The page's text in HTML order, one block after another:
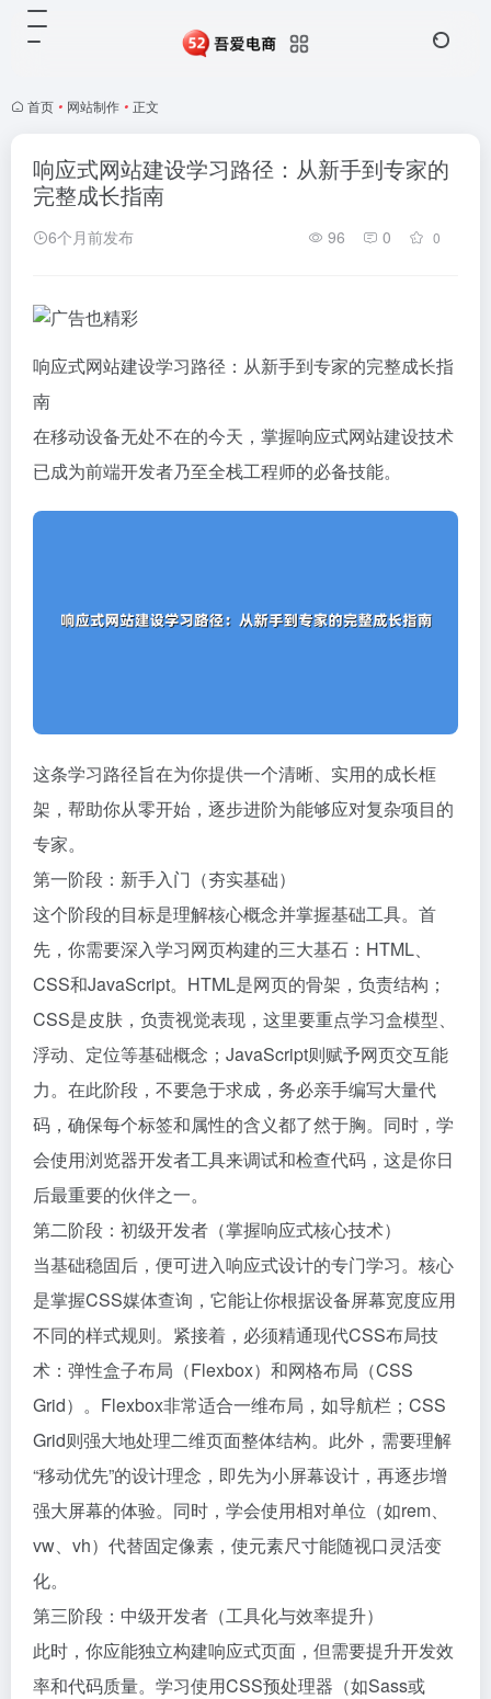
首页 • 网站制作 • 正文
响应式网站建设学习路径：从新手到专家的
完整成长指南
6个月前发布 96 0 0
响应式网站建设学习路径：从新手到专家的完整成长指
南
在移动设备无处不在的今天，掌握响应式网站建设技术
已成为前端开发者乃至全栈工程师的必备技能。
这条学习路径旨在为你提供一个清晰、实用的成长框
架，帮助你从零开始，逐步进阶为能够应对复杂项目的
专家。
第一阶段：新手入门（夯实基础）
这个阶段的目标是理解核心概念并掌握基础工具。首
先，你需要深入学习网页构建的三大基石：HTML、
CSS和JavaScript。HTML是网页的骨架，负责结构；
CSS是皮肤，负责视觉表现，这里要重点学习盒模型、
浮动、定位等基础概念；JavaScript则赋予网页交互能
力。在此阶段，不要急于求成，务必亲手编写大量代
码，确保每个标签和属性的含义都了然于胸。同时，学
会使用浏览器开发者工具来调试和检查代码，这是你日
后最重要的伙伴之一。
第二阶段：初级开发者（掌握响应式核心技术）
当基础稳固后，便可进入响应式设计的专门学习。核心
是掌握CSS媒体查询，它能让你根据设备屏幕宽度应用
不同的样式规则。紧接着，必须精通现代CSS布局技
术：弹性盒子布局（Flexbox）和网格布局（CSS
Grid）。Flexbox非常适合一维布局，如导航栏；CSS
Grid则强大地处理二维页面整体结构。此外，需要理解
“移动优先”的设计理念，即先为小屏幕设计，再逐步增
强大屏幕的体验。同时，学会使用相对单位（如rem、
vw、vh）代替固定像素，使元素尺寸能随视口灵活变
化。
第三阶段：中级开发者（工具化与效率提升）
此时，你应能独立构建响应式页面，但需要提升开发效
率和代码质量。学习使用CSS预处理器（如Sass或